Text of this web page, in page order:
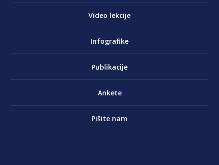
Video lekcije
Infografike
Publikacije
Ankete
Pišite nam